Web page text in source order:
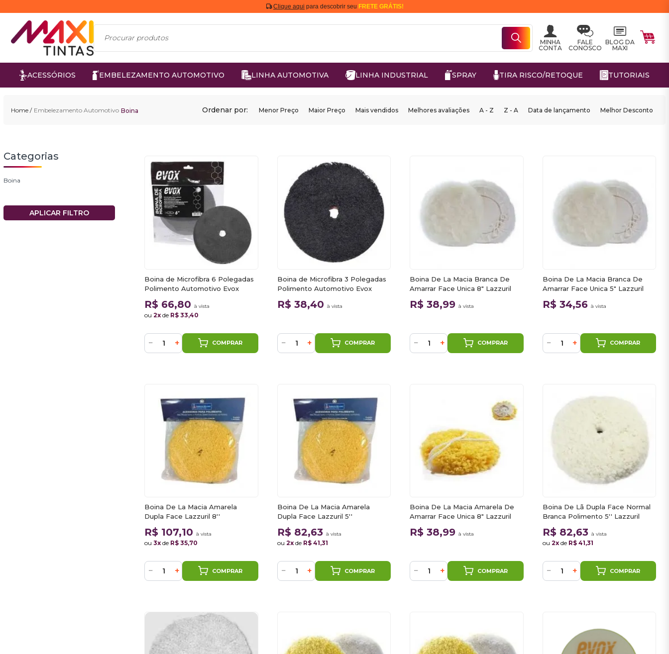
Clique aqui para descobrir seu FRETE GRÁTIS!
MINHA
CONTA
FALE
CONOSCO
BLOG DA
MAXI
ACESSÓRIOS EMBELEZAMENTO AUTOMOTIVO LINHA AUTOMOTIVA LINHA INDUSTRIAL SPRAY TIRA RISCO/RETOQUE TUTORIAIS
Embelezamento Automotivo Boina Ordenar por: Menor Preço Maior Preço Mais vendidos Melhores avaliações A - Z Z - A Data de lançamento Melhor Desconto
Boina
Boina de Microfibra 6 Polegadas
Polimento Automotivo Evox
R$ 66,80 à vista
ou 2x de R$ 33,40
− + COMPRAR
Boina de Microfibra 3 Polegadas
Polimento Automotivo Evox
R$ 38,40 à vista
− + COMPRAR
Boina De La Macia Branca De
Amarrar Face Unica 8" Lazzuril
R$ 38,99 à vista
− + COMPRAR
Boina De La Macia Branca De
Amarrar Face Unica 5" Lazzuril
R$ 34,56 à vista
− + COMPRAR
Boina De La Macia Amarela
Dupla Face Lazzuril 8''
R$ 107,10 à vista
ou 3x de R$ 35,70
− + COMPRAR
Boina De La Macia Amarela
Dupla Face Lazzuril 5''
R$ 82,63 à vista
ou 2xde R$ 41,31
− + COMPRAR
Boina De La Macia Amarela De
Amarrar Face Unica 8" Lazzuril
R$ 38,99 à vista
− + COMPRAR
Boina De Lã Dupla Face Normal
Branca Polimento 5'' Lazzuril
R$ 82,63 à vista
ou 2xde R$ 41,31
− + COMPRAR